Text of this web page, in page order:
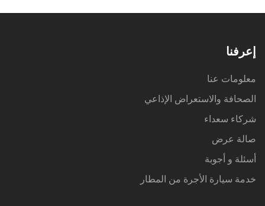
إعرفنا
معلومات عنا
الصحافة والاستعراض الإذاعي
شركاء سعداء
صالة عرض
أسئلة و أجوبة
خدمة سيارة الأجرة من المطار